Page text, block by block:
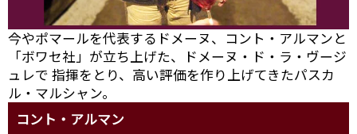
今やポマールを代表するドメーヌ、コント・アルマンと
「ボワセ社」が立ち上げた、ドメーヌ・ド・ラ・ヴージ
ュレで 指揮をとり、高い評価を作り上げてきたパスカ
ル・マルシャン。
コント・アルマン